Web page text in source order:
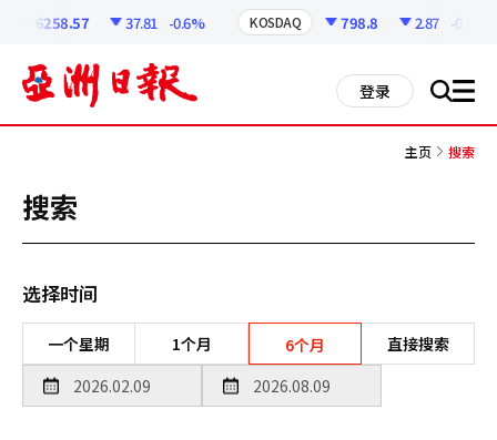
6258.57 37.81 -0.6% KOSDAQ 798.8 2.87 -0.36%
登录 搜 all
主页 搜索
搜索
选择时间
一个星期 1个月 6个月 直接搜索